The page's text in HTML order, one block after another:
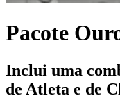
Pacote
Inclui uma
de Atleta e de